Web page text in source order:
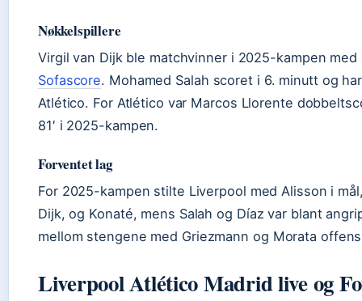
Nøkkelspillere
Virgil van Dijk ble matchvinner i 2025-kampen med
Sofascore. Mohamed Salah scoret i 6. minutt og
Atlético. For Atlético var Marcos Llorente
81′ i 2025-kampen.
Forventet lag
For 2025-kampen stilte Liverpool med Alisson i
Dijk, og Konaté, mens Salah og Díaz var blant
mellom stengene med Griezmann og Morata
Liverpool Atlético Madrid live og